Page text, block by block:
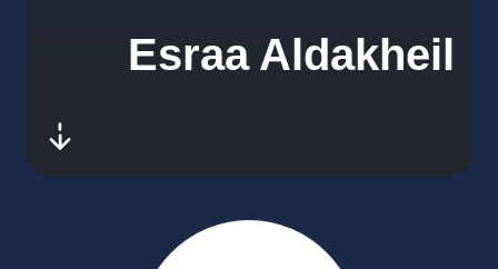
Esraa Aldakheil